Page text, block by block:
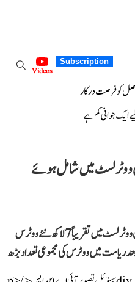
Subscription
Videos
کو فرصت درکار
جوانی کم ہے
ووٹر لسٹ میں شامل ہوئے
الیکشن کمیشن کے مطابق مغربی بنگال کی فائنل ووٹر لسٹ میں تقریباً 7 لاکھ نئے ووٹرس
میں ووٹرس کی مجموعی تعداد بڑھ